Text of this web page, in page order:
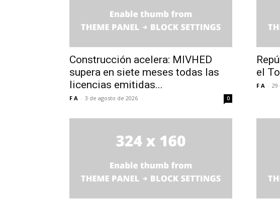
Construcción acelera: MIVHED
supera en siete meses todas las
licencias emitidas...
F A - 3 de agosto de 2026 0
el
F A - 29